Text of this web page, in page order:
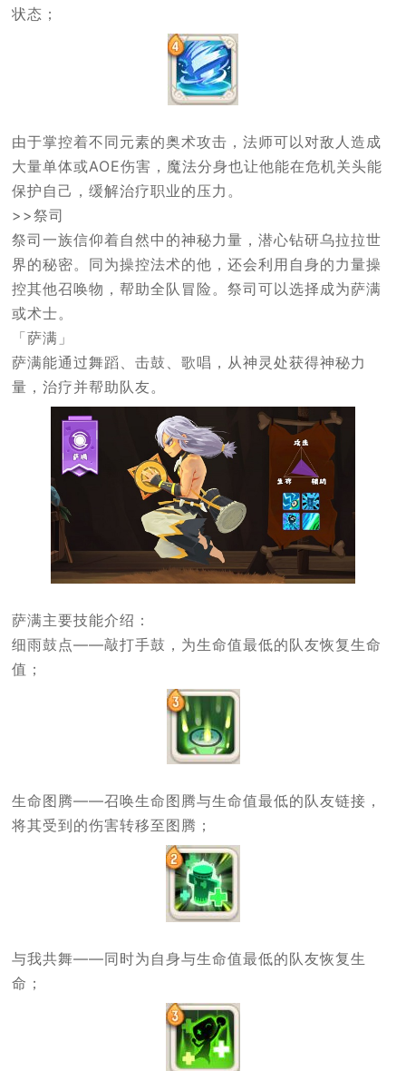
状态；
由于掌控着不同元素的奥术攻击，法师可以对敌人造成
大量单体或AOE伤害，魔法分身也让他能在危机关头能
保护自己，缓解治疗职业的压力。
>>祭司
祭司一族信仰着自然中的神秘力量，潜心钻研乌拉拉世
界的秘密。同为操控法术的他，还会利用自身的力量操
控其他召唤物，帮助全队冒险。祭司可以选择成为萨满
或术士。
「萨满」
萨满能通过舞蹈、击鼓、歌唱，从神灵处获得神秘力
量，治疗并帮助队友。
萨满主要技能介绍：
细雨鼓点——敲打手鼓，为生命值最低的队友恢复生命
值；
生命图腾——召唤生命图腾与生命值最低的队友链接，
将其受到的伤害转移至图腾；
与我共舞——同时为自身与生命值最低的队友恢复生
命；